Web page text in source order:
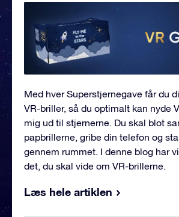
Med hver Superstjernegave får du
VR-briller, så du optimalt kan nyde
mig ud til stjernerne. Du skal blot
papbrillerne, gribe din telefon og
gennem rummet. I denne blog har
det, du skal vide om VR-brillerne.
Læs hele artiklen